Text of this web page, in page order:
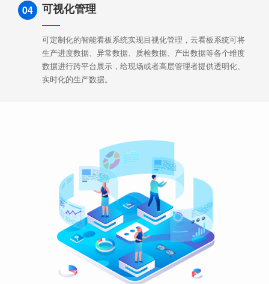
04 可视化管理
可定制化的智能看板系统实现目视化管理，云看板系统可将
生产进度数据、异常数据、质检数据、产出数据等各个维度
数据进行跨平台展示，给现场或者高层管理者提供透明化、
实时化的生产数据。